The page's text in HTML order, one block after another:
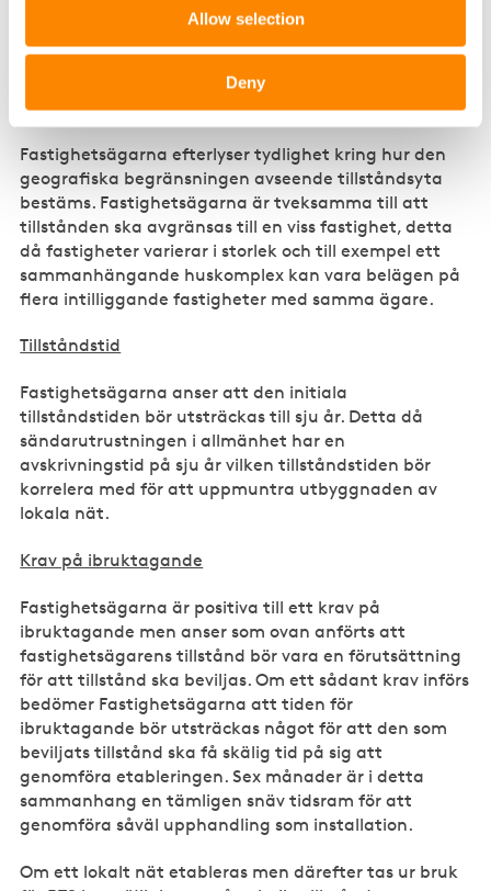
Allow selection
Deny
anlita en annan aktör eller etablera nätet själv.
Avsnitt 3 – utformning av tillstånd
Geografisk avgränsning
Fastighetsägarna efterlyser tydlighet kring hur den
geografiska begränsningen avseende tillståndsyta
bestäms. Fastighetsägarna är tveksamma till att
tillstånden ska avgränsas till en viss fastighet, detta
då fastigheter varierar i storlek och till exempel ett
sammanhängande huskomplex kan vara belägen på
flera intilliggande fastigheter med samma ägare.
Tillståndstid
Fastighetsägarna anser att den initiala
tillståndstiden bör utsträckas till sju år. Detta då
sändarutrustningen i allmänhet har en
avskrivningstid på sju år vilken tillståndstiden bör
korrelera med för att uppmuntra utbyggnaden av
lokala nät.
Krav på ibruktagande
Fastighetsägarna är positiva till ett krav på
ibruktagande men anser som ovan anförts att
fastighetsägarens tillstånd bör vara en förutsättning
för att tillstånd ska beviljas. Om ett sådant krav införs
bedömer Fastighetsägarna att tiden för
ibruktagande bör utsträckas något för att den som
beviljats tillstånd ska få skälig tid på sig att
genomföra etableringen. Sex månader är i detta
sammanhang en tämligen snäv tidsram för att
genomföra såväl upphandling som installation.
Om ett lokalt nät etableras men därefter tas ur bruk